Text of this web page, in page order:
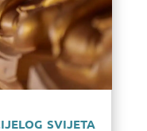
svijeta